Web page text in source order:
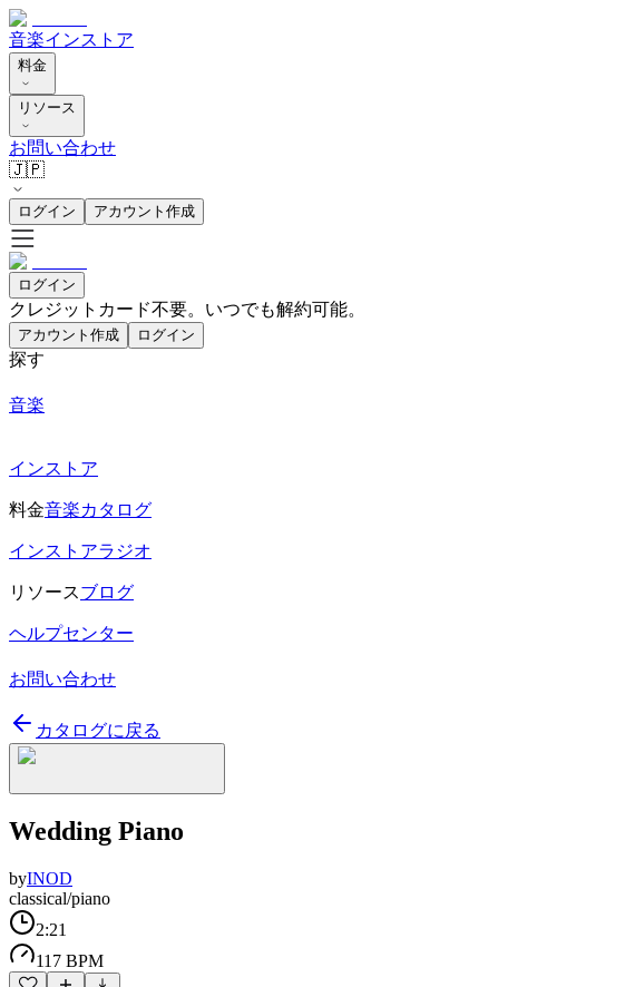
音楽インストア
料金
リソース
お問い合わせ
🇯🇵
ログイン アカウント作成
ログイン
クレジットカード不要。いつでも解約可能。
アカウント作成 ログイン
探す
音楽
インストア
料金音楽カタログ
インストアラジオ
リソースブログ
ヘルプセンター
お問い合わせ
カタログに戻る
Wedding Piano
byINOD
classical/piano
2:21
117 BPM